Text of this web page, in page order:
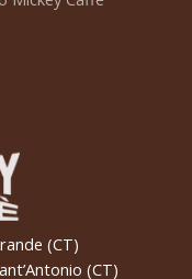
(CT)
(CT)